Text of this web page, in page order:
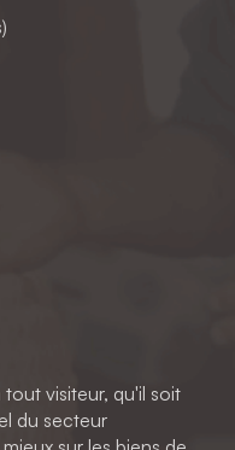
visiteur, qu'il soit
du secteur